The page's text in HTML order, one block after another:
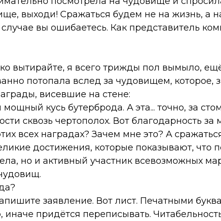
выходи! Сражаться будем не на жизнь, а
вы ошибаетесь. Как представитель
вытирайте, я всего трижды пол вымыло,
потопала вслед за чудовищем, которое,
висевшие на стене:
кусь бутерброда. А эта... точно, за
сквозь чертополох. Вот благодарность
всех наградах? Зачем мне это? А
достижения, которые показывают, что
но и активный участник всевозможных
заявление. Вот лист. Печатными
придётся переписывать.